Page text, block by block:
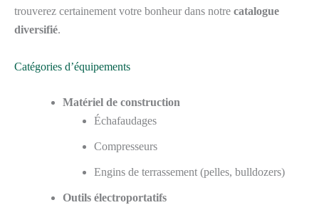
trouverez certainement votre bonheur dans notre catalogue
diversifié.
Catégories d’équipements
Matériel de construction
Échafaudages
Compresseurs
Engins de terrassement (pelles, bulldozers)
Outils électroportatifs